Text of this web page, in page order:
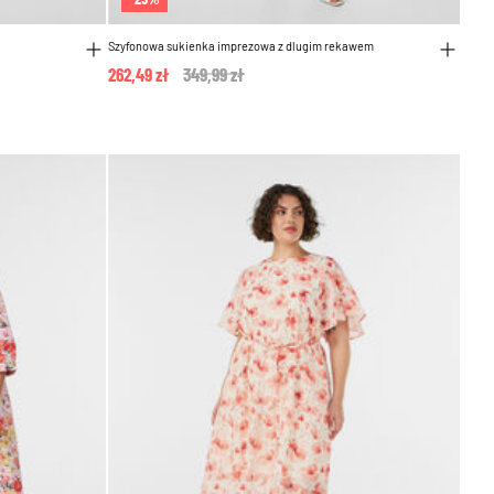
Szyfonowa sukienka imprezowa z dlugim rekawem
Price reduced from
349,99 zł
262,49 zł